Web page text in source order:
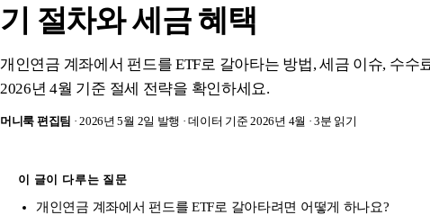
기 절차와 세금 혜택
개인연금 계좌에서 펀드를 ETF로 갈아타는 방법, 세금 이슈, 수수
2026년 4월 기준 절세 전략을 확인하세요.
머니룩 편집팀 · 2026년 5월 2일 발행 · 데이터 기준 2026년 4월 · 3분 읽기
이 글이 다루는 질문
개인연금 계좌에서 펀드를 ETF로 갈아타려면 어떻게 하나요?